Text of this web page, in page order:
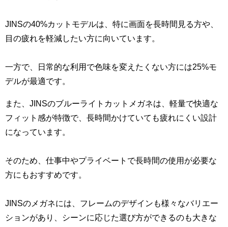
JINSの40%カットモデルは、特に画面を長時間見る方や、
目の疲れを軽減したい方に向いています。
一方で、日常的な利用で色味を変えたくない方には25%モ
デルが最適です。
また、JINSのブルーライトカットメガネは、軽量で快適な
フィット感が特徴で、長時間かけていても疲れにくい設計
になっています。
そのため、仕事中やプライベートで長時間の使用が必要な
方にもおすすめです。
JINSのメガネには、フレームのデザインも様々なバリエー
ションがあり、シーンに応じた選び方ができるのも大きな